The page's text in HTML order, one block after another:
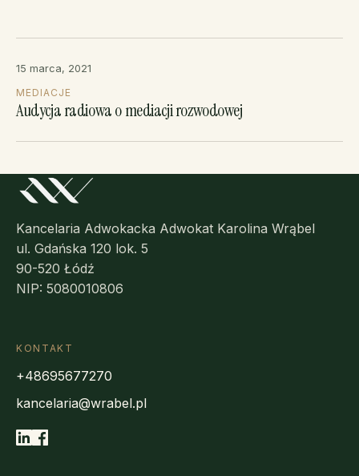
15 marca, 2021
MEDIACJE
Audycja radiowa o mediacji rozwodowej
Kancelaria Adwokacka Adwokat Karolina Wrąbel
ul. Gdańska 120 lok. 5
90-520 Łódź
NIP: 5080010806
KONTAKT
+48695677270
kancelaria@wrabel.pl